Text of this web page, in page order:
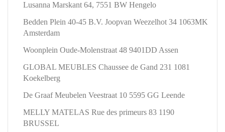
Lusanna Marskant 64, 7551 BW Hengelo
Bedden Plein 40-45 B.V. Joopvan Weezelhot 34 1063MK
Amsterdam
Woonplein Oude-Molenstraat 48 9401DD Assen
GLOBAL MEUBLES Chaussee de Gand 231 1081
Koekelberg
De Graaf Meubelen Veestraat 10 5595 GG Leende
MELLY MATELAS Rue des primeurs 83 1190
BRUSSEL